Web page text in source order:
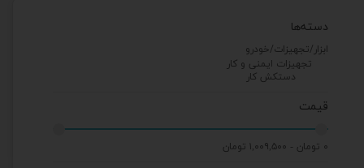
دسته‌ها
ابزار/تجهیزات/خودرو
تجهیزات ایمنی و کار
دستکش کار
قیمت
۰ تومان - ۱,۰۰۹,۵۰۰ تومان